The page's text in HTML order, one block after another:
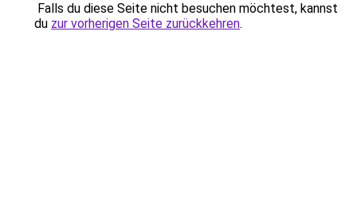
Falls du diese Seite nicht besuchen möchtest, kannst
du zur vorherigen Seite zurückkehren.